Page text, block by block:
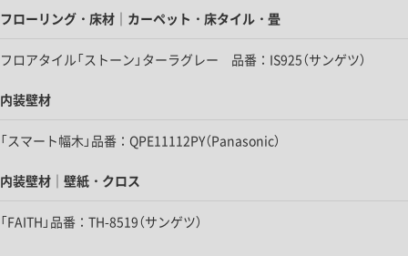
フローリング・床材｜カーペット・床タイル・畳
フロアタイル「ストーン」ターラグレー 品番：IS925（サンゲツ）
内装壁材
「スマート幅木」品番：QPE11112PY（Panasonic）
内装壁材｜壁紙・クロス
「FAITH」品番：TH-8519（サンゲツ）